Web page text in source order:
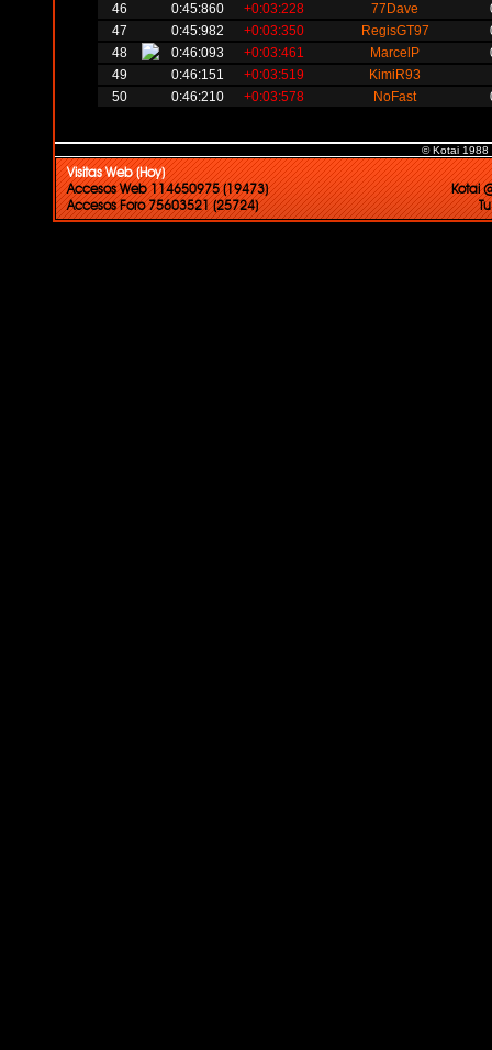
46
0:45:860 +0:03:228 77Dave
47
0:45:982 +0:03:350 RegisGT97
48
0:46:093 +0:03:461 MarcelP
49
0:46:151 +0:03:519
KimiR93
50
0:46:210 +0:03:578 NoFast
© Kotai 1988
Visitas Web (Hoy)
Accesos Web 114650975 (19473)
Accesos Foro 75603521 (25724)
Kotai